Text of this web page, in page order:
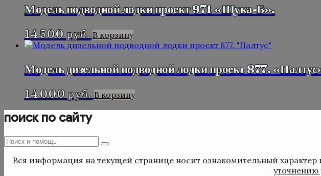
Модель подводной лодки проект 971 «Щука-Б».
14 500руб. В корзину
Модель дизельной подводной лодки проект 877.
14 000руб. В корзину
поиск по сайту
Поиск
:
Поиск
Вся информация на текущей странице носит ознакомительный
уточнению